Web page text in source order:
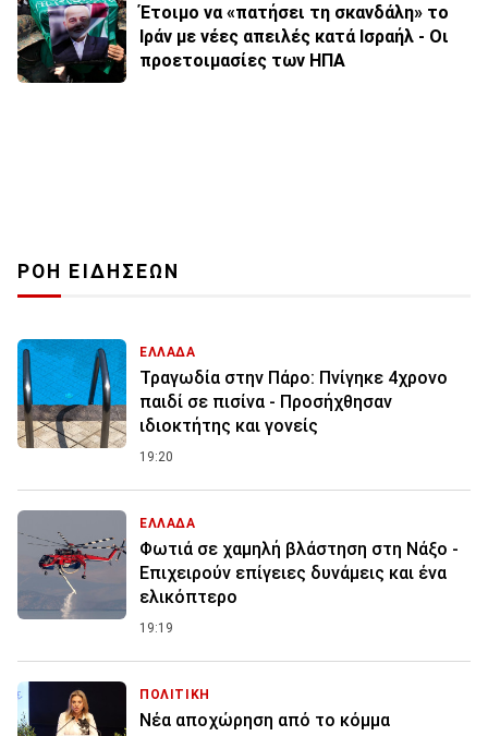
Έτοιμο να «πατήσει τη σκανδάλη» το
Ιράν με νέες απειλές κατά Ισραήλ - Οι
προετοιμασίες των ΗΠΑ
ΡΟΗ ΕΙΔΗΣΕΩΝ
ΕΛΛΑΔΑ
Τραγωδία στην Πάρο: Πνίγηκε 4χρονο
παιδί σε πισίνα - Προσήχθησαν
ιδιοκτήτης και γονείς
19:20
ΕΛΛΑΔΑ
Φωτιά σε χαμηλή βλάστηση στη Νάξο -
Επιχειρούν επίγειες δυνάμεις και ένα
ελικόπτερο
19:19
ΠΟΛΙΤΙΚΗ
Νέα αποχώρηση από το κόμμα